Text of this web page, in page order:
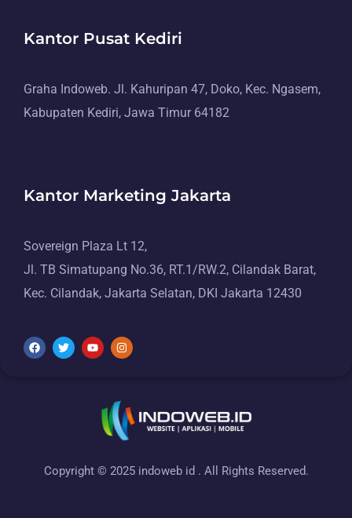
Kantor Pusat Kediri
Graha Indoweb. Jl. Kahuripan 47, Doko, Kec. Ngasem,
Kabupaten Kediri, Jawa Timur 64182
Kantor Marketing Jakarta
Sovereign Plaza Lt 12,
Jl. TB Simatupang No.36, RT.1/RW.2, Cilandak Barat,
Kec. Cilandak, Jakarta Selatan, DKI Jakarta 12430
Copyright © 2025 indoweb id . All Rights Reserved.